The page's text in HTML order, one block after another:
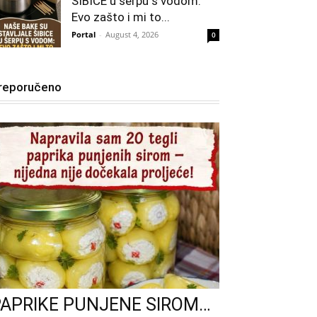
Evo zašto i mi to...
Portal - August 4, 2026 0
PUNJENE SIROM…